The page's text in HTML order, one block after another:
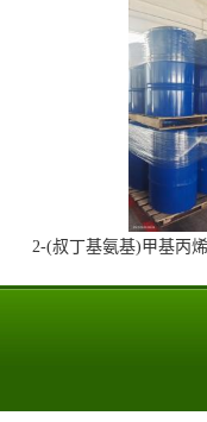
2-(叔丁基氨基)甲基丙